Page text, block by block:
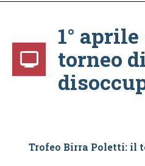
1°
torneo
Trofeo Birra Poletti: il